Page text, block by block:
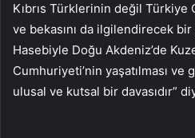
Kıbrıs Türklerinin değil Türkiye
ve bekasını da ilgilendirecek bir
Hasebiyle Doğu Akdeniz’de
Cumhuriyeti’nin yaşatılması
ulusal ve kutsal bir davasıdır”